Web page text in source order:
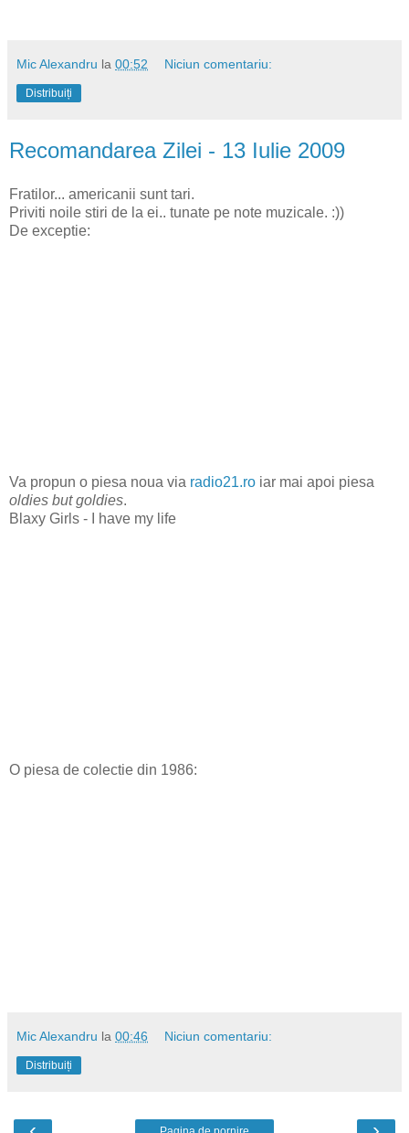
Mic Alexandru la 00:52 Niciun comentariu:
Distribuiți
Recomandarea Zilei - 13 Iulie 2009
Fratilor... americanii sunt tari.
Priviti noile stiri de la ei.. tunate pe note muzicale. :))
De exceptie:
Va propun o piesa noua via radio21.ro iar mai apoi piesa
oldies but goldies.
Blaxy Girls - I have my life
O piesa de colectie din 1986:
Mic Alexandru la 00:46 Niciun comentariu:
Distribuiți